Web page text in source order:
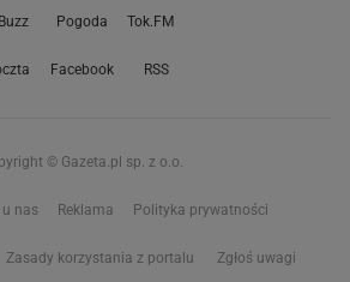
Buzz Pogoda Tok.FM
Facebook RSS
© Gazeta.pl sp. z o.o.
u nas Reklama Polityka prywatności
Zasady korzystania z portalu Zgłoś uwagi